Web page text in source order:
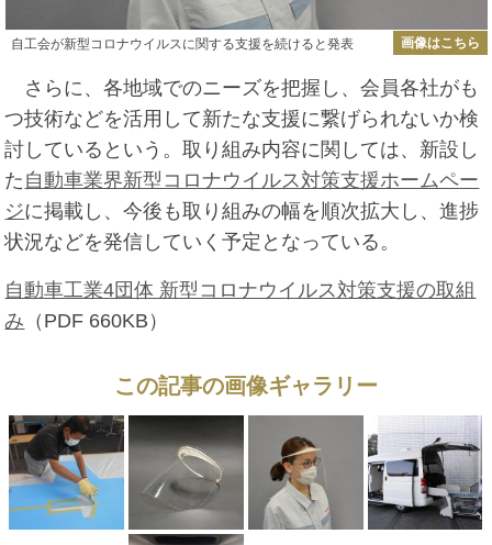
自工会が新型コロナウイルスに関する支援を続けると発表 画像はこちら
さらに、各地域でのニーズを把握し、会員各社がも
つ技術などを活用して新たな支援に繋げられないか検
討しているという。取り組み内容に関しては、新設し
た 自動車業界新型コロナウイルス対策支援ホームペー
ジに掲載し、今後も取り組みの幅を順次拡大し、進捗
状況などを発信していく予定となっている。
自動車工業4団体 新型コロナウイルス対策支援の取組
み （PDF 660KB）
この記事の画像ギャラリー